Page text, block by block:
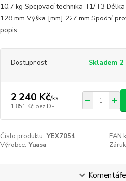
10,7 kg Spojovací technika T1/T3
128 mm Výška [mm] 227 mm Spodní
popis
Dostupnost Skladem 2
2 240 Kč/ks
1 851 Kč bez DPH
Číslo produktu: YBX7054 EAN
Výrobce: Yuasa
Komentáře